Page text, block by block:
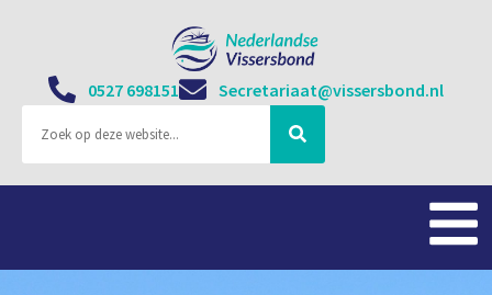
0527 698151 Secretariaat@vissersbond.nl